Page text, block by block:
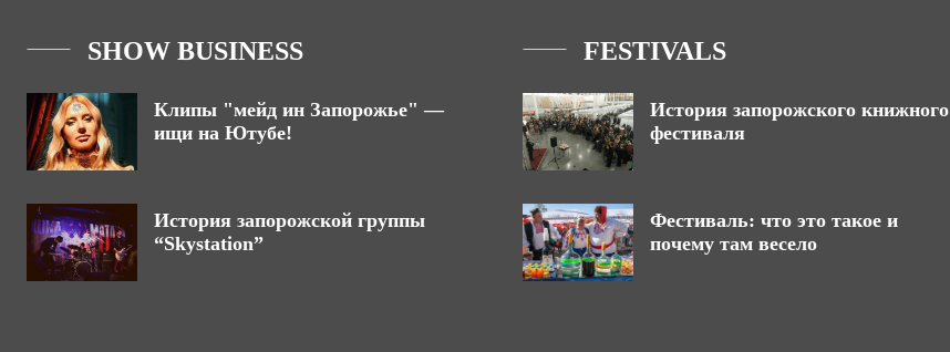
SHOW BUSINESS
Клипы "мейд ин Запорожье" —
ищи на Ютубе!
История запорожской группы
“Skystation”
FESTIVALS
История запорожского книжного
фестиваля
Фестиваль: что это такое и
почему там весело